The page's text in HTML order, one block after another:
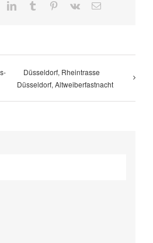
LinkedInTumblr Pinterest
Vk
E-
Düsseldorf, Rheintrasse
Düsseldorf, Altweiberfastnacht